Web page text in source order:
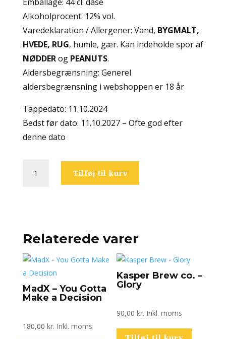
Alkoholprocent: 12% vol.
Varedeklaration / Allergener: Vand, BYGMALT,
HVEDE, RUG, humle, gær. Kan indeholde spor af
NØDDERog PEANUTS.
Aldersbegrænsning: Generel
aldersbegrænsning i webshoppen er 18 år
Tappedato: 11.10.2024
Bedst før dato: 11.10.2027 – Ofte god efter
denne dato
Tilføj til kurv
Relaterede varer
MadX – You Gotta
Make a Decision
180,00 kr. Inkl. moms
Kasper Brew co. –
Glory
90,00kr. Inkl. moms